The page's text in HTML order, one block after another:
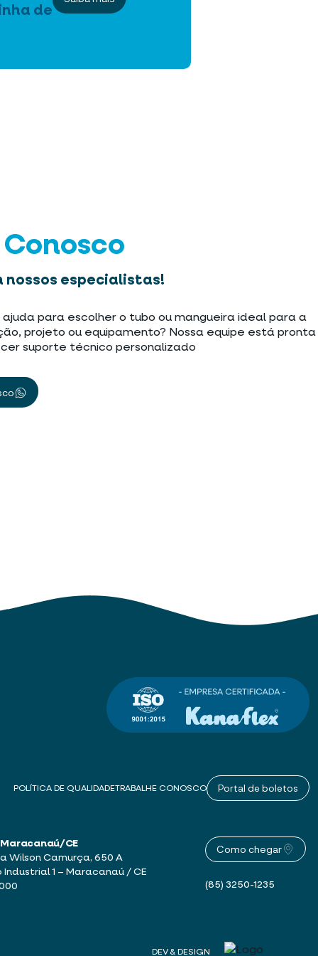
de
Conosco
nossos especialistas!
ajuda para escolher o tubo ou mangueira ideal para a
projeto ou equipamento? Nossa equipe está pronta
suporte técnico personalizado
POLÍTICA DE QUALIDADETRABALHE CONOSCO Portal de boletos
Maracanaú/CE
Wilson Camurça, 650 A
Industrial 1 – Maracanaú / CE
Como chegar
(85) 3250-1235
DEV & DESIGN